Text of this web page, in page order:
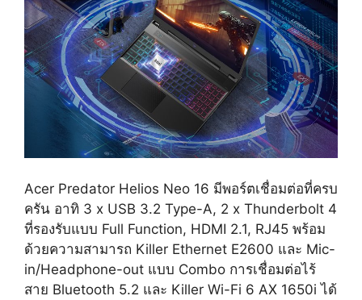
Acer Predator Helios Neo 16 มีพอร์ตเชื่อมต่อที่ครบ
ครัน อาทิ 3 x USB 3.2 Type-A, 2 x Thunderbolt 4
ที่รองรับแบบ Full Function, HDMI 2.1, RJ45 พร้อม
ด้วยความสามารถ Killer Ethernet E2600 และ Mic-
in/Headphone-out แบบ Combo การเชื่อมต่อไร้
สาย Bluetooth 5.2 และ Killer Wi-Fi 6 AX 1650i ได้